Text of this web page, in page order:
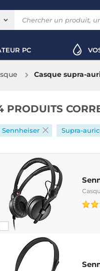
PC
Casque supra-
PRODUITS
Sennheiser Supra-